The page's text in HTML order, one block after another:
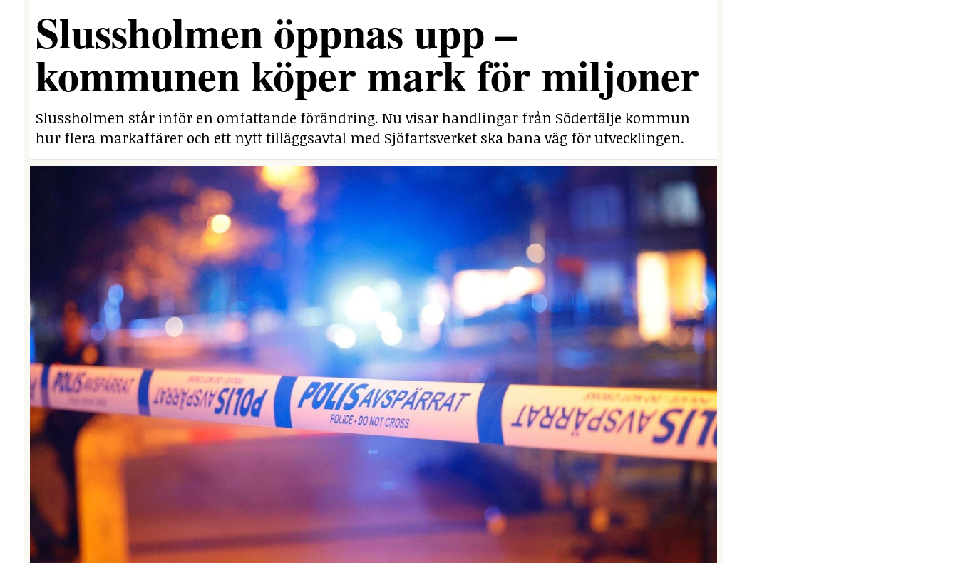
Slussholmen öppnas upp –
kommunen köper mark för miljoner
Slussholmen står inför en omfattande förändring. Nu visar handlingar från Södertälje kommun
hur flera markaffärer och ett nytt tilläggsavtal med Sjöfartsverket ska bana väg för utvecklingen.